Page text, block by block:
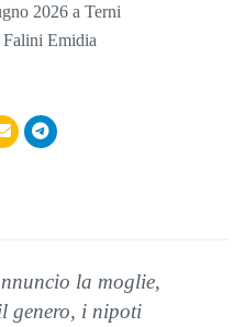
2026 a Terni
Emidia
la moglie,
genero, i nipoti